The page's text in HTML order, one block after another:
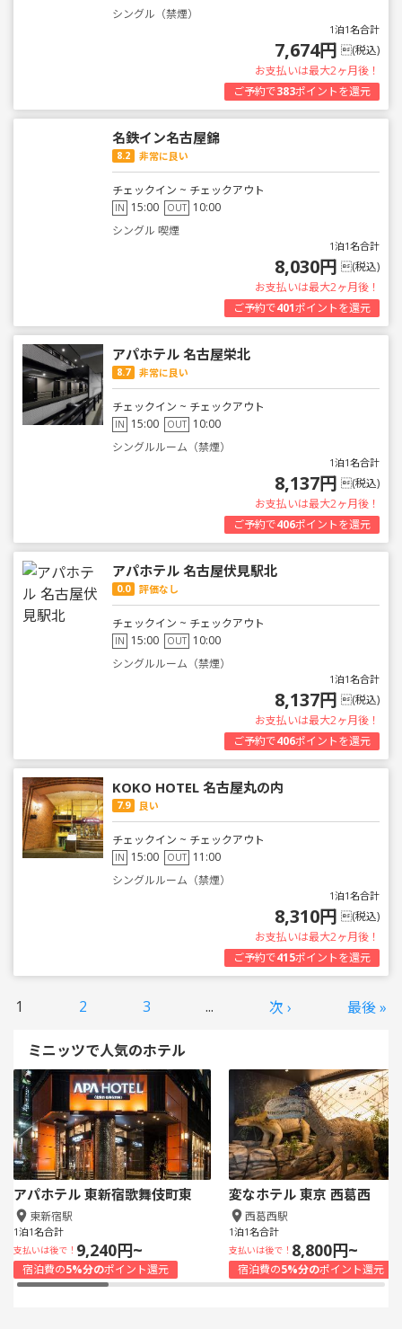
シングル（禁煙）
1泊1名合計
7,674円 (税込)
お支払いは最大2ヶ月後！
ご予約で383ポイントを還元
名鉄イン名古屋錦
8.2 非常に良い
チェックイン ~ チェックアウト
IN 15:00 OUT 10:00
シングル 喫煙
1泊1名合計
8,030円 (税込)
お支払いは最大2ヶ月後！
ご予約で401ポイントを還元
アパホテル 名古屋栄北
8.7 非常に良い
チェックイン ~ チェックアウト
IN 15:00 OUT 10:00
シングルルーム（禁煙）
1泊1名合計
8,137円 (税込)
お支払いは最大2ヶ月後！
ご予約で406ポイントを還元
アパホテル 名古屋伏見駅北
0.0 評価なし
チェックイン ~ チェックアウト
IN 15:00 OUT 10:00
シングルルーム（禁煙）
1泊1名合計
8,137円 (税込)
お支払いは最大2ヶ月後！
ご予約で406ポイントを還元
KOKO HOTEL 名古屋丸の内
7.9 良い
チェックイン ~ チェックアウト
IN 15:00 OUT 11:00
シングルルーム（禁煙）
1泊1名合計
8,310円 (税込)
お支払いは最大2ヶ月後！
ご予約で415ポイントを還元
1 2 3 ... 次 › 最後 »
ミニッツで人気のホテル
アパホテル 東新宿歌舞伎町東
東新宿駅
1泊1名合計
支払いは後で！ 9,240円~
宿泊費の5%分のポイント還元
変なホテル 東京 西葛西
西葛西駅
1泊1名合計
支払いは後で！ 8,800円~
宿泊費の5%分のポイント還元